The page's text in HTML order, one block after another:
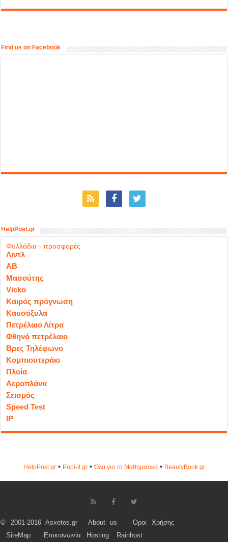
Find us on Facebook
HelpPost.gr
Φυλλάδια - προσφορές
Λιντλ
ΑΒ
Μασούτης
Vicko
Καιρός πρόγνωση
Καυσόξυλα
Πετρέλαιο Λίτρα
Φθηνό πετρέλαιο
Βρες Τηλέφωνο
Κομπιουτεράκι
Πλοία
Αεροπλάνα
Σεισμός
Speed Test
IP
HelpPost.gr• Popi-it.gr•Όλα για τα Μαθηματικά• ΒeautyΒook.gr
© 2001-2016 Asxetos.gr About us
Όροι Χρήσης
SiteMap
Επικοινωνία Hosting Rainhost